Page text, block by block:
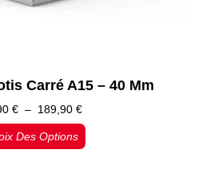
Carré A15 – 40 Mm
€ – 189,90 €
Des Options